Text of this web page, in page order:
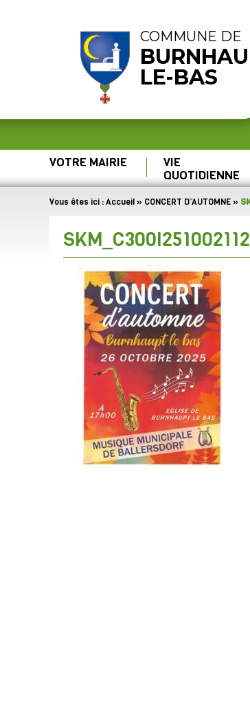
COMMUNE DE
LE-BAS
VOTRE MAIRIE VIE
QUOTIDIENNE
Vous êtes ici :Accueil » CONCERT D’AUTOMNE »